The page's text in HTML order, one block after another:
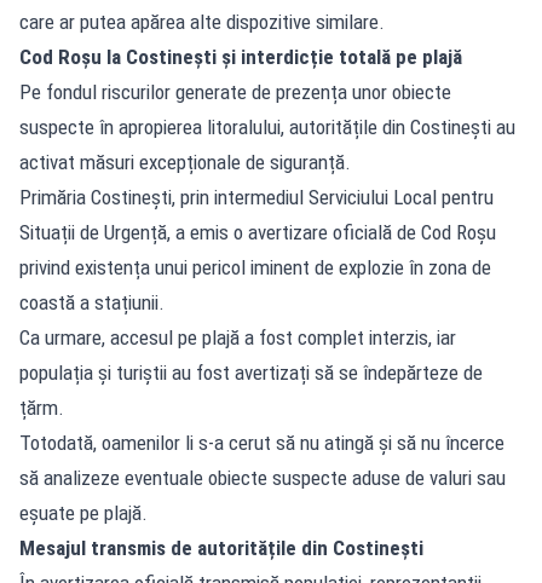
care ar putea apărea alte dispozitive similare.
Cod Roșu la Costinești și interdicție totală pe plajă
Pe fondul riscurilor generate de prezența unor obiecte
suspecte în apropierea litoralului, autoritățile din Costinești au
activat măsuri excepționale de siguranță.
Primăria Costinești, prin intermediul Serviciului Local pentru
Situații de Urgență, a emis o avertizare oficială de Cod Roșu
privind existența unui pericol iminent de explozie în zona de
coastă a stațiunii.
Ca urmare, accesul pe plajă a fost complet interzis, iar
populația și turiștii au fost avertizați să se îndepărteze de
țărm.
Totodată, oamenilor li s-a cerut să nu atingă și să nu încerce
să analizeze eventuale obiecte suspecte aduse de valuri sau
eșuate pe plajă.
Mesajul transmis de autoritățile din Costinești